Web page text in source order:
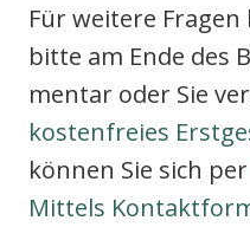
Für wei­te­re
bit­te am Ende des
men­tar oder Sie
kos­ten­frei­es
kön­nen Sie sich per
Mit­tels